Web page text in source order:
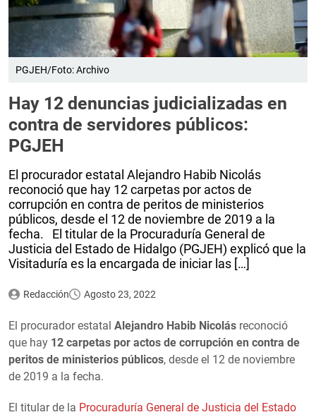
PGJEH/Foto: Archivo
Hay 12 denuncias judicializadas en
contra de servidores públicos:
PGJEH
El procurador estatal Alejandro Habib Nicolás
reconoció que hay 12 carpetas por actos de
corrupción en contra de peritos de ministerios
públicos, desde el 12 de noviembre de 2019 a la
fecha. El titular de la Procuraduría General de
Justicia del Estado de Hidalgo (PGJEH) explicó que la
Visitaduría es la encargada de iniciar las […]
Redacción Agosto 23, 2022
El procurador estatal Alejandro Habib Nicolás reconoció
que hay 12 carpetas por actos de corrupción en contra de
peritos de ministerios públicos, desde el 12 de noviembre
de 2019 a la fecha.
El titular de la Procuraduría General de Justicia del Estado